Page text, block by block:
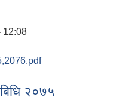
12:08
२०७५